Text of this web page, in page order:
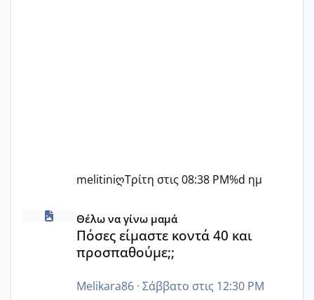
melitiniღΤρίτη στις 08:38 PM%d ημ
Πόσες είμαστε κοντά 40 και προσπαθούμε;;
Θέλω να γίνω μαμά
Πόσες είμαστε κοντά 40 και
προσπαθούμε;;
Melikara86· Σάββατο στις 12:30 PM